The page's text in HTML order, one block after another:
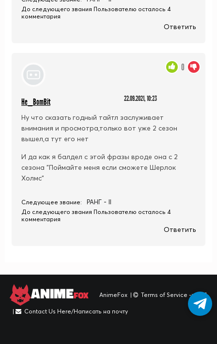
До следующего звания Пользователю осталось 4
комментария
Ответить
He_BomBit 22.09.2021, 10:23
Ну что сказать годный тайтл заслуживает
внимания и просмотра,только вот уже 2 сезон
вышел,а тут его нет
И да как я балдел с этой фразы вроде она с 2
сезона "Поймайте меня если сможете Шерлок
Холмс"
0
Следующее звание: РАНГ - II
До следующего звания Пользователю осталось 4
комментария
Ответить
ANIMEFOX AnimeFox | Terms of Service -> TOS
| Contact Us Here/Написать на почту